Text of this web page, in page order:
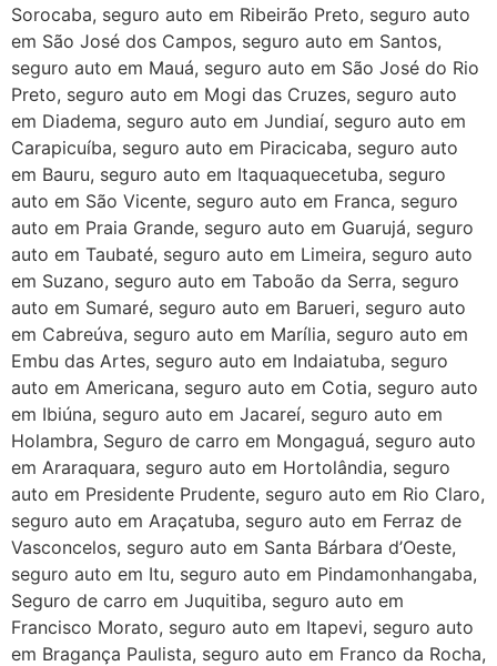
Sorocaba, seguro auto em Ribeirão Preto, seguro auto
em São José dos Campos, seguro auto em Santos,
seguro auto em Mauá, seguro auto em São José do Rio
Preto, seguro auto em Mogi das Cruzes, seguro auto
em Diadema, seguro auto em Jundiaí, seguro auto em
Carapicuíba, seguro auto em Piracicaba, seguro auto
em Bauru, seguro auto em Itaquaquecetuba, seguro
auto em São Vicente, seguro auto em Franca, seguro
auto em Praia Grande, seguro auto em Guarujá, seguro
auto em Taubaté, seguro auto em Limeira, seguro auto
em Suzano, seguro auto em Taboão da Serra, seguro
auto em Sumaré, seguro auto em Barueri, seguro auto
em Cabreúva, seguro auto em Marília, seguro auto em
Embu das Artes, seguro auto em Indaiatuba, seguro
auto em Americana, seguro auto em Cotia, seguro auto
em Ibiúna, seguro auto em Jacareí, seguro auto em
Holambra, Seguro de carro em Mongaguá, seguro auto
em Araraquara, seguro auto em Hortolândia, seguro
auto em Presidente Prudente, seguro auto em Rio Claro,
seguro auto em Araçatuba, seguro auto em Ferraz de
Vasconcelos, seguro auto em Santa Bárbara d’Oeste,
seguro auto em Itu, seguro auto em Pindamonhangaba,
Seguro de carro em Juquitiba, seguro auto em
Francisco Morato, seguro auto em Itapevi, seguro auto
em Bragança Paulista, seguro auto em Franco da Rocha,